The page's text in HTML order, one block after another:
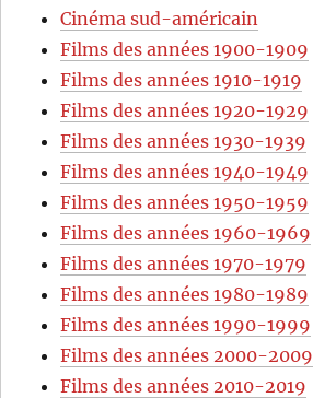
Cinéma sud-américain
Films des années 1900-1909
Films des années 1910-1919
Films des années 1920-1929
Films des années 1930-1939
Films des années 1940-1949
Films des années 1950-1959
Films des années 1960-1969
Films des années 1970-1979
Films des années 1980-1989
Films des années 1990-1999
Films des années 2000-2009
Films des années 2010-2019